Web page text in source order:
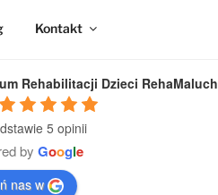
Kontakt
Rehabilitacji Dzieci RehaMaluch
5 opinii
byGoogle
nas w